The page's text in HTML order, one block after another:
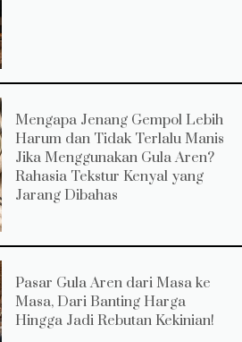
Mengapa Jenang Gempol Lebih
Harum dan Tidak Terlalu Manis
Jika Menggunakan Gula Aren?
Rahasia Tekstur Kenyal yang
Jarang Dibahas
Pasar Gula Aren dari Masa ke
Masa, Dari Banting Harga
Hingga Jadi Rebutan Kekinian!